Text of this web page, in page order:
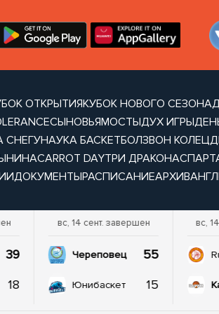
ОТКРЫТИЯКУБОК НОВОГО СЕЗОНА
СЫНОВЬЯМОСТЫДУХ ИГРЫ
СНЕГУНАУКА БАСКЕТБОЛЗВОН КОЛЕЦ
CARROT DAYТРИ ДРАКОНА
ДОКУМЕНТЫРАСПИСАНИЕАРХИВ
39
18
вс, 14 сент. завершен
Череповец 55
Юнибаскет 15
вс,